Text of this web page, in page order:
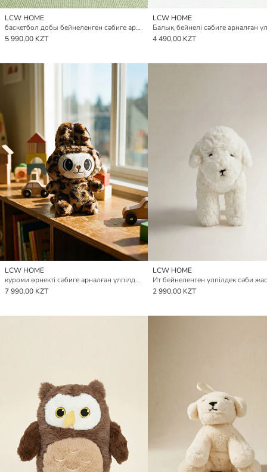
LCW HOME
баскетбол добы бейнеленген сәбиге арналған жастықша
5 990,00 KZT
LCW HOME
4 490,00 KZT
LCW HOME
куроми өрнекті сәбиге арналған үлпілдек жастықша
7 990,00 KZT
LCW HOME
2 990,00 KZT